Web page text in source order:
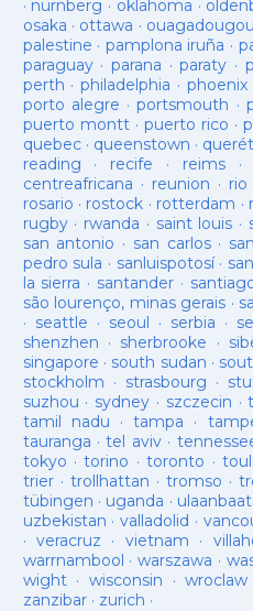
· nürnberg · oklahoma ·
osaka · ottawa · ouagadougou
palestine · pamplona iruña ·
paraguay· parana ·paraty ·
perth ·philadelphia · phoenix
porto alegre ·portsmouth ·
puerto montt· puerto rico ·
quebec· queenstown ·
reading · recife · reims·
centreafricana · reunion ·
rosario · rostock · rotterdam ·
rugby· rwanda · saint louis ·
san antonio · san carlos·
pedro sula · sanluispotosí·
la sierra · santander ·
são lourenço, minas gerais ·
· seattle · seoul · serbia ·
shenzhen · sherbrooke ·
singapore · south sudan ·
stockholm · strasbourg ·
suzhou · sydney · szczecin ·
tamil nadu ·tampa ·
tauranga ·tel aviv·
tokyo ·torino ·toronto ·
trier· trollhattan · tromso ·
tübingen · uganda ·
uzbekistan · valladolid ·
· veracruz · vietnam ·
warrnambool ·warszawa ·
wight· wisconsin ·wroclaw
zanzibar· zurich ·